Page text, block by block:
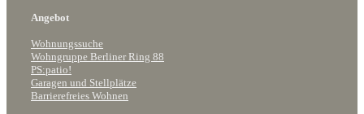
Angebot
Wohnungssuche
Wohngruppe Berliner Ring 88
PS:patio!
Garagen und Stellplätze
Barrierefreies Wohnen